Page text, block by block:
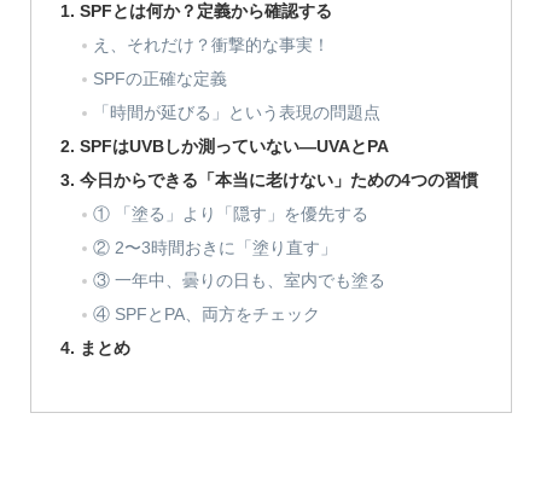
SPFとは何か？定義から確認する
え、それだけ？衝撃的な事実！
SPFの正確な定義
「時間が延びる」という表現の問題点
SPFはUVBしか測っていない—UVAとPA
今日からできる「本当に老けない」ための4つの習慣
① 「塗る」より「隠す」を優先する
② 2〜3時間おきに「塗り直す」
③ 一年中、曇りの日も、室内でも塗る
④ SPFとPA、両方をチェック
まとめ